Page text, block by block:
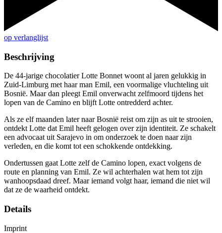
op verlanglijst
Beschrijving
De 44-jarige chocolatier Lotte Bonnet woont al jaren gelukkig in
Zuid-Limburg met haar man Emil, een voormalige vluchteling uit
Bosnië. Maar dan pleegt Emil onverwacht zelfmoord tijdens het
lopen van de Camino en blijft Lotte ontredderd achter.
Als ze elf maanden later naar Bosnië reist om zijn as uit te strooien,
ontdekt Lotte dat Emil heeft gelogen over zijn identiteit. Ze schakelt
een advocaat uit Sarajevo in om onderzoek te doen naar zijn
verleden, en die komt tot een schokkende ontdekking.
Ondertussen gaat Lotte zelf de Camino lopen, exact volgens de
route en planning van Emil. Ze wil achterhalen wat hem tot zijn
wanhoopsdaad dreef. Maar iemand volgt haar, iemand die niet wil
dat ze de waarheid ontdekt.
Details
Imprint